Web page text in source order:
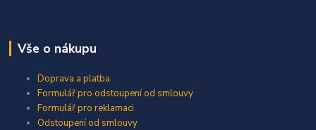
Vše o nákupu
Doprava a platba
Formulář pro odstoupení od smlouvy
Formulář pro reklamaci
Odstoupení od smlouvy